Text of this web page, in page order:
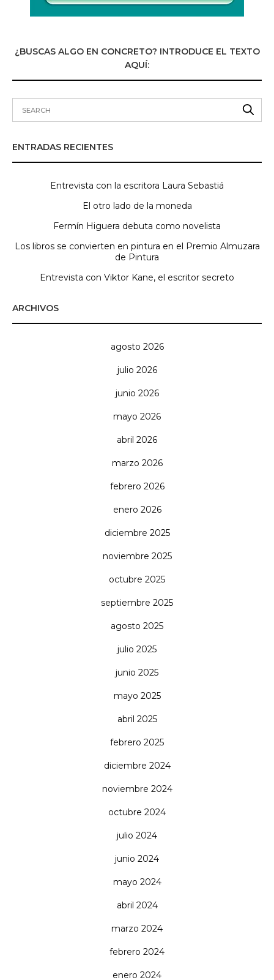
¿BUSCAS ALGO EN CONCRETO? INTRODUCE EL TEXTO
AQUÍ:
ENTRADAS RECIENTES
Entrevista con la escritora Laura Sebastiá
El otro lado de la moneda
Fermín Higuera debuta como novelista
Los libros se convierten en pintura en el Premio Almuzara
de Pintura
Entrevista con Viktor Kane, el escritor secreto
ARCHIVOS
agosto 2026
julio 2026
junio 2026
mayo 2026
abril 2026
marzo 2026
febrero 2026
enero 2026
diciembre 2025
noviembre 2025
octubre 2025
septiembre 2025
agosto 2025
julio 2025
junio 2025
mayo 2025
abril 2025
febrero 2025
diciembre 2024
noviembre 2024
octubre 2024
julio 2024
junio 2024
mayo 2024
abril 2024
marzo 2024
febrero 2024
enero 2024